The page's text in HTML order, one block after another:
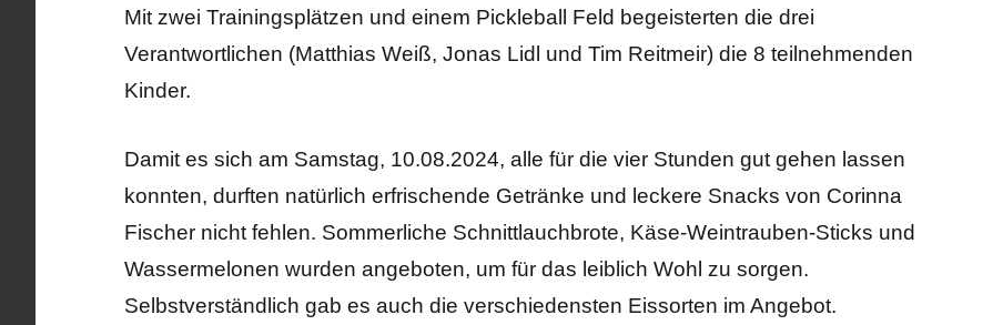
Mit zwei Trainingsplätzen und einem Pickleball Feld begeisterten die drei
Verantwortlichen (Matthias Weiß, Jonas Lidl und Tim Reitmeir) die 8 teilnehmenden
Kinder.
Damit es sich am Samstag, 10.08.2024, alle für die vier Stunden gut gehen lassen
konnten, durften natürlich erfrischende Getränke und leckere Snacks von Corinna
Fischer nicht fehlen. Sommerliche Schnittlauchbrote, Käse-Weintrauben-Sticks und
Wassermelonen wurden angeboten, um für das leiblich Wohl zu sorgen.
Selbstverständlich gab es auch die verschiedensten Eissorten im Angebot.